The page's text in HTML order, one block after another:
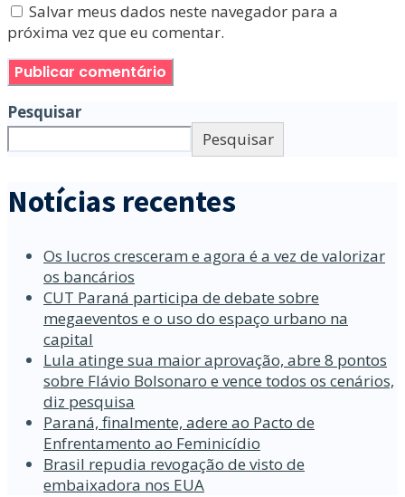
Salvar meus dados neste navegador para a
próxima vez que eu comentar.
Pesquisar
Pesquisar
Notícias recentes
Os lucros cresceram e agora é a vez de valorizar
os bancários
CUT Paraná participa de debate sobre
megaeventos e o uso do espaço urbano na
capital
Lula atinge sua maior aprovação, abre 8 pontos
sobre Flávio Bolsonaro e vence todos os cenários,
diz pesquisa
Paraná, finalmente, adere ao Pacto de
Enfrentamento ao Feminicídio
Brasil repudia revogação de visto de
embaixadora nos EUA